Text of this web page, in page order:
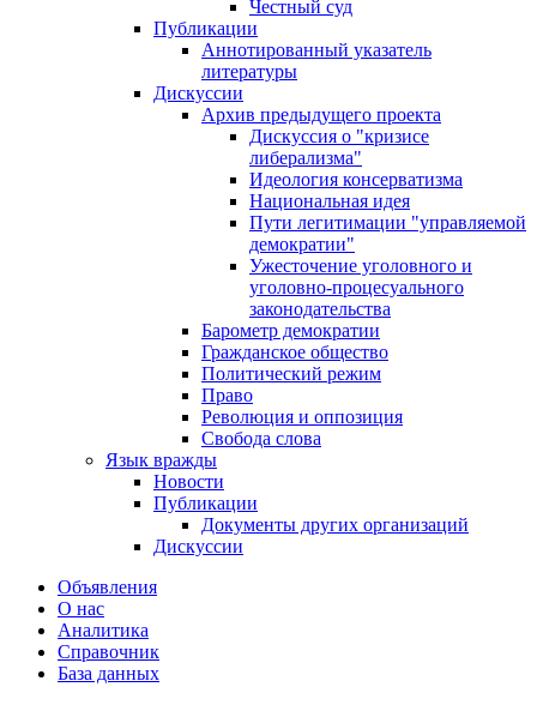
Честный суд
Публикации
Аннотированный указатель
литературы
Дискуссии
Архив предыдущего проекта
Дискуссия о "кризисе
либерализма"
Идеология консерватизма
Национальная идея
Пути легитимации "управляемой
демократии"
Ужесточение уголовного и
уголовно-процесуального
законодательства
Барометр демократии
Гражданское общество
Политический режим
Право
Революция и оппозиция
Свобода слова
Язык вражды
Новости
Публикации
Документы других организаций
Дискуссии
Объявления
О нас
Аналитика
Справочник
База данных